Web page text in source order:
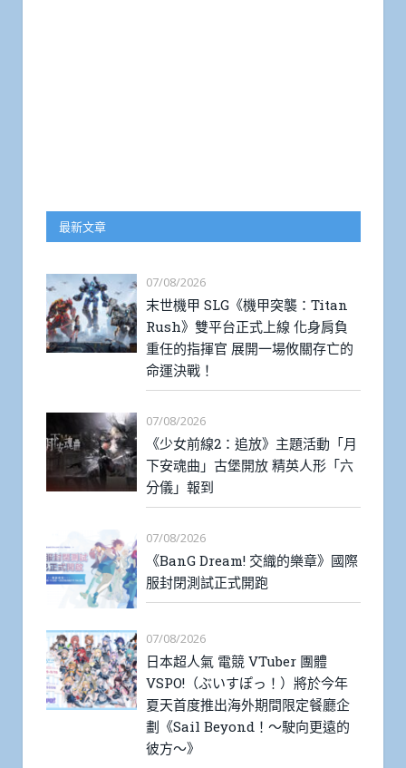
最新文章
07/08/2026
末世機甲 SLG《機甲突襲：Titan
Rush》雙平台正式上線 化身肩負
重任的指揮官 展開一場攸關存亡的
命運決戰！
07/08/2026
《少女前線2：追放》主題活動「月
下安魂曲」古堡開放 精英人形「六
分儀」報到
07/08/2026
《BanG Dream! 交織的樂章》國際
服封閉測試正式開跑
07/08/2026
日本超人氣 電競 VTuber 團體
VSPO!（ぶいすぽっ！）將於今年
夏天首度推出海外期間限定餐廳企
劃《Sail Beyond！～駛向更遠的
彼方～》